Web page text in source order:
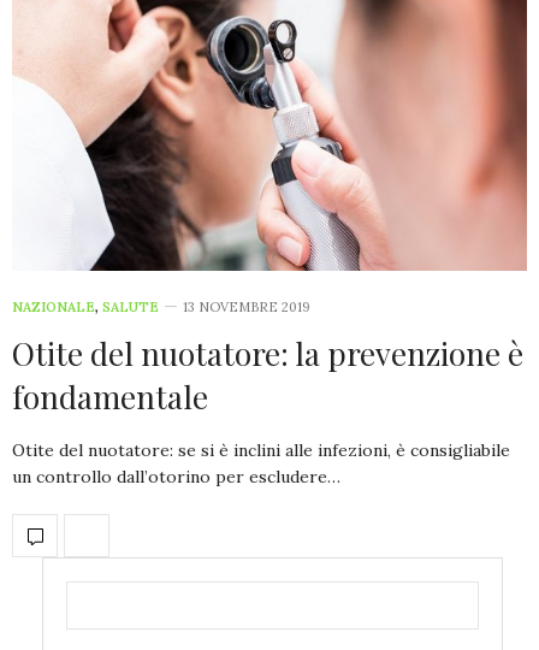
NAZIONALE, SALUTE 13 NOVEMBRE 2019
Otite del nuotatore: la prevenzione è
fondamentale
Otite del nuotatore: se si è inclini alle infezioni, è consigliabile
un controllo dall’otorino per escludere…